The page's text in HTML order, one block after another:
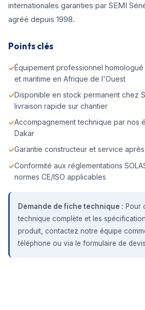
internationales garanties par SEMI
agréé depuis 1998.
Points clés
Équipement professionnel
et maritime en Afrique de l'Ouest
Disponible en stock permanent chez
livraison rapide sur chantier
Accompagnement technique par nos
Dakar
Garantie constructeur et service
Conformité aux réglementations
normes CE/ISO applicables
Demande de fiche technique : Pour
technique complète et les
produit, contactez notre équipe
téléphone ou via le formulaire de